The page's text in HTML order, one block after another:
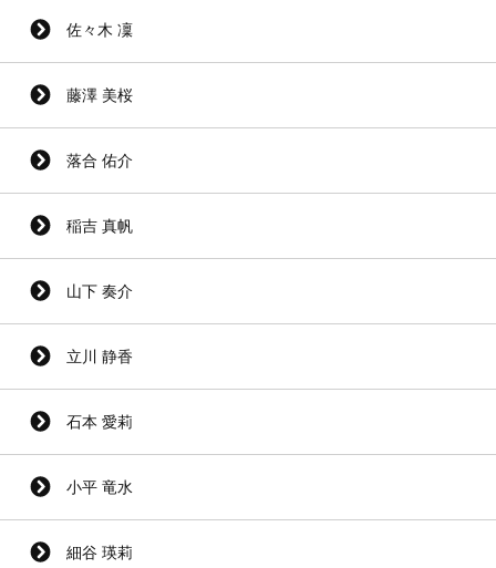
佐々木 凜
藤澤 美桜
落合 佑介
稲吉 真帆
山下 奏介
立川 静香
石本 愛莉
小平 竜水
細谷 瑛莉